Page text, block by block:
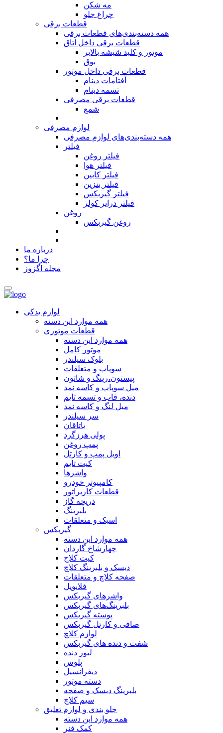
مه شکن
چراغ جلو
قطعات برقی
همه دسته‌بندی‌های قطعات برقی
قطعات برقی داخل اتاق
موتور و کلید شیشه بالابر
بوق
قطعات برقی داخل موتور
آفتامات دینام
تسمه‌‌ دینام
قطعات برقی مصرفی
شمع
لوازم مصرفی
همه دسته‌بندی‌های لوازم مصرفی
فیلتر
فیلتر روغن
فیلتر هوا
فیلتر کابین
فیلتر بنزین
فیلتر گیربکس
فیلتر درایر کولر
روغن
روغن گیربکس
درباره ما
چرا ما؟
مجله اگزوز
لوازم یدکی
همه موارد این دسته
قطعات موتوری
همه موارد این دسته
موتور کامل
بلوک سیلندر
سوپاپ و متعلقات
پیستون،رینگ و شاتون
میل سوپاپ و کاسه نمد
دنده، قاب و تسمه تایم
میل لنگ و کاسه نمد
سر سیلندر
یاتاقان
پولی هرزگرد
پمپ روغن
اویل پمپ و کارتل
کیت تایم
واشرها
کامپیوتر خودرو
قطعات کاربراتور
دریچه گاز
بلبرینگ
اسبک و متعلقات
گیربکس
همه موارد این دسته
چهارشاخ گاردان
کیت کلاج
دیسک و بلبرینگ کلاچ
صفحه کلاچ و متعلقات
فلایویل
واشرهای گیربکس
بلبرینگ‌های گیربکس
پوسته گیربکس
صافی و کارتل گیربکس
لوازم کلاچ
شفت و دنده های گیربکس
لیور دنده
پلوس
دیفرانسیل
دسته موتور
بلبرینگ دیسک و صفحه
سیم کلاچ
جلو بندی و لوازم تعلیق
همه موارد این دسته
کمک فنر